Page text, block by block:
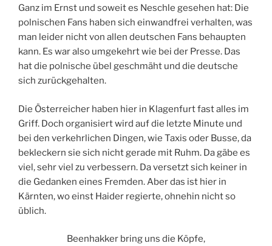
Ganz im Ernst und soweit es Neschle gesehen hat: Die
polnischen Fans haben sich einwandfrei verhalten, was
man leider nicht von allen deutschen Fans behaupten
kann. Es war also umgekehrt wie bei der Presse. Das
hat die polnische übel geschmäht und die deutsche
sich zurückgehalten.
Die Österreicher haben hier in Klagenfurt fast alles im
Griff. Doch organisiert wird auf die letzte Minute und
bei den verkehrlichen Dingen, wie Taxis oder Busse, da
bekleckern sie sich nicht gerade mit Ruhm. Da gäbe es
viel, sehr viel zu verbessern. Da versetzt sich keiner in
die Gedanken eines Fremden. Aber das ist hier in
Kärnten, wo einst Haider regierte, ohnehin nicht so
üblich.
Beenhakker bring uns die Köpfe,